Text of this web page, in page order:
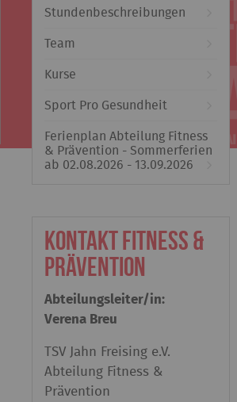
Stundenbeschreibungen
Team
Kurse
Sport Pro Gesundheit
Ferienplan Abteilung Fitness
& Prävention - Sommerferien
ab 02.08.2026 - 13.09.2026
Kontakt Fitness &
Prävention
Abteilungsleiter/in:
Verena Breu
TSV Jahn Freising e.V.
Abteilung Fitness &
Prävention